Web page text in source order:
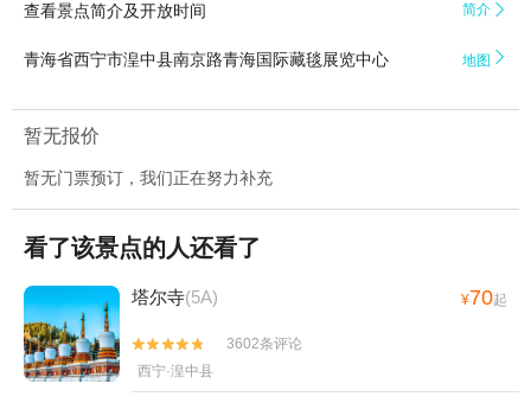
查看景点简介及开放时间 简介 
青海省西宁市湟中县南京路青海国际藏毯展览中心 地图 
暂无报价
暂无门票预订，我们正在努力补充
看了该景点的人还看了
塔尔寺(5A) ¥70起


3602条评论
西宁·湟中县